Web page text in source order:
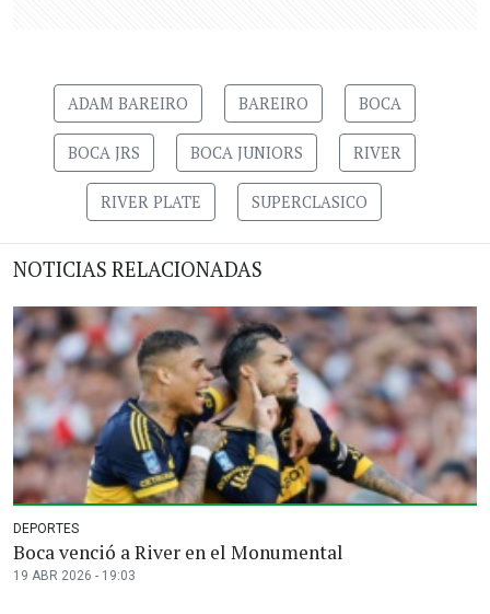
ADAM BAREIRO BAREIRO BOCA
BOCA JRS BOCA JUNIORS RIVER
RIVER PLATE SUPERCLASICO
NOTICIAS RELACIONADAS
DEPORTES
Boca venció a River en el Monumental
19 ABR 2026 - 19:03